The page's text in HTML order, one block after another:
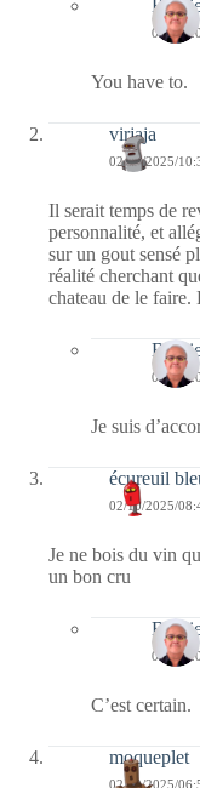
06/10/
You have to.
virjaja
02/10/2025/
Il serait temps de
personnalité, et
sur un gout sensé
réalité cherchant
chateau de le
06/10/
Je suis
écureuil
02/10/2025/
Je ne bois du vin
un bon cru
06/10/
C’est certain.
moqueplet
02/10/2025/